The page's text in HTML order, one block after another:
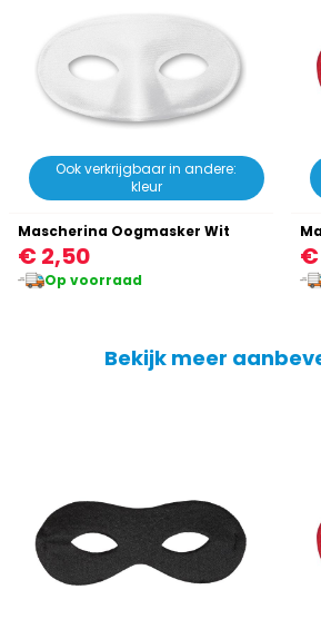
Ook verkrijgbaar in andere:
kleur
Mascherina Oogmasker Wit
€ 2,50
Op voorraad
€
Bekijk meer